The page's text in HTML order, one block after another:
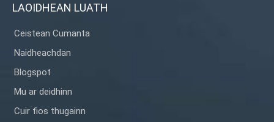
LAOIDHEAN LUATH
Ceistean Cumanta
Naidheachdan
Blogspot
Mu ar deidhinn
Cuir fios thugainn